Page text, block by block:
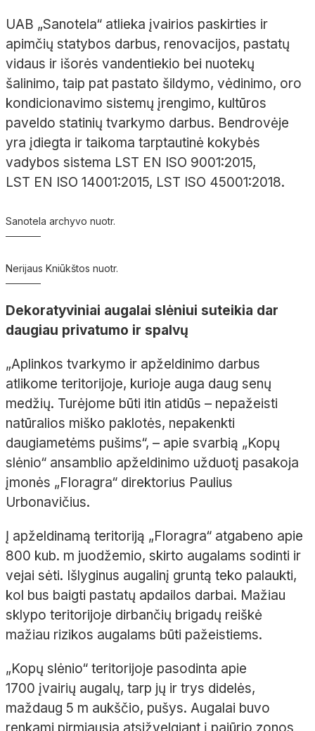
UAB „Sanotela“ atlieka įvairios paskirties ir
apimčių statybos darbus, renovacijos, pastatų
vidaus ir išorės vandentiekio bei nuotekų
šalinimo, taip pat pastato šildymo, vėdinimo, oro
kondicionavimo sistemų įrengimo, kultūros
paveldo statinių tvarkymo darbus. Bendrovėje
yra įdiegta ir taikoma tarptautinė kokybės
vadybos sistema LST EN ISO 9001:2015,
LST EN ISO 14001:2015, LST ISO 45001:2018.
Sanotela archyvo nuotr.
Nerijaus Kniūkštos nuotr.
Dekoratyviniai augalai slėniui suteikia dar
daugiau privatumo ir spalvų
„Aplinkos tvarkymo ir apželdinimo darbus
atlikome teritorijoje, kurioje auga daug senų
medžių. Turėjome būti itin atidūs – nepažeisti
natūralios miško paklotės, nepakenkti
daugiametėms pušims“, – apie svarbią „Kopų
slėnio“ ansamblio apželdinimo užduotį pasakoja
įmonės „Floragra“ direktorius Paulius
Urbonavičius.
Į apželdinamą teritoriją „Floragra“ atgabeno apie
800 kub. m juodžemio, skirto augalams sodinti ir
vejai sėti. Išlyginus augalinį gruntą teko palaukti,
kol bus baigti pastatų apdailos darbai. Mažiau
sklypo teritorijoje dirbančių brigadų reiškė
mažiau rizikos augalams būti pažeistiems.
„Kopų slėnio“ teritorijoje pasodinta apie
1700 įvairių augalų, tarp jų ir trys didelės,
maždaug 5 m aukščio, pušys. Augalai buvo